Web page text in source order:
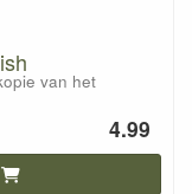
van het
4.99